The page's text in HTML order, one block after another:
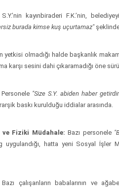
S.Y.’nin kayınbiraderi F.K.’nin,
burada kimse kuş uçurtamaz"
yetkisi olmadığı halde başkanlık
karşı sesini dahi çıkaramadığı öne
Personele "Size S.Y. abiden haber
baskı kurulduğu iddialar arasında.
Fiziki Müdahale: Bazı personele
hatta yeni Sosyal İşler
Bazı çalışanların babalarının ve